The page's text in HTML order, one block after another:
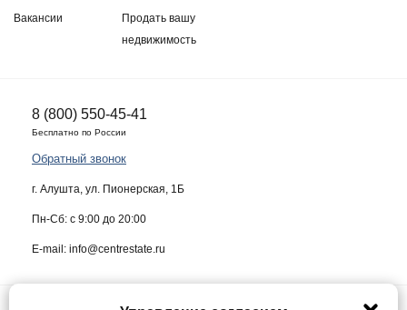
Вакансии
Продать вашу
недвижимость
8 (800) 550-45-41
Бесплатно по России
Обратный звонок
г. Алушта, ул. Пионерская, 1Б
Пн-Сб: с 9:00 до 20:00
E-mail: info@centrestate.ru